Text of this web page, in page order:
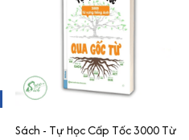
Sách - Tự Học Cấp Tốc 3000 Từ